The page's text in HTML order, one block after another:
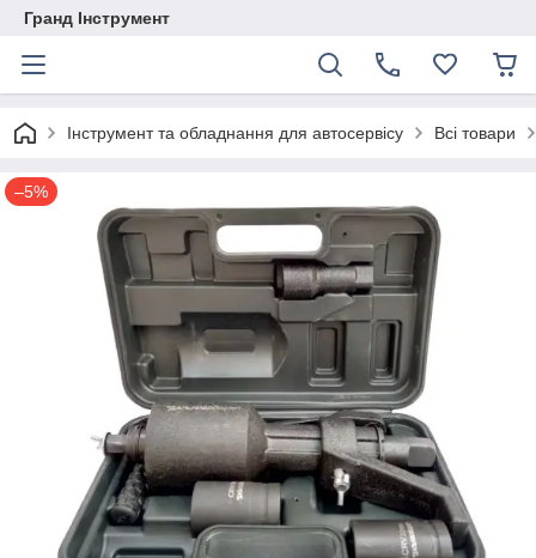
Гранд Інструмент
Інструмент та обладнання для автосервісу Всі товари
–5%